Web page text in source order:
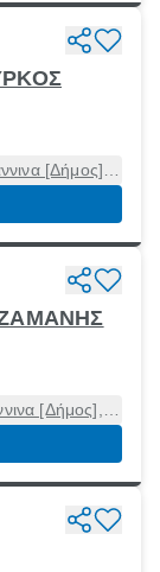
[Δήμος],
[Δήμος],